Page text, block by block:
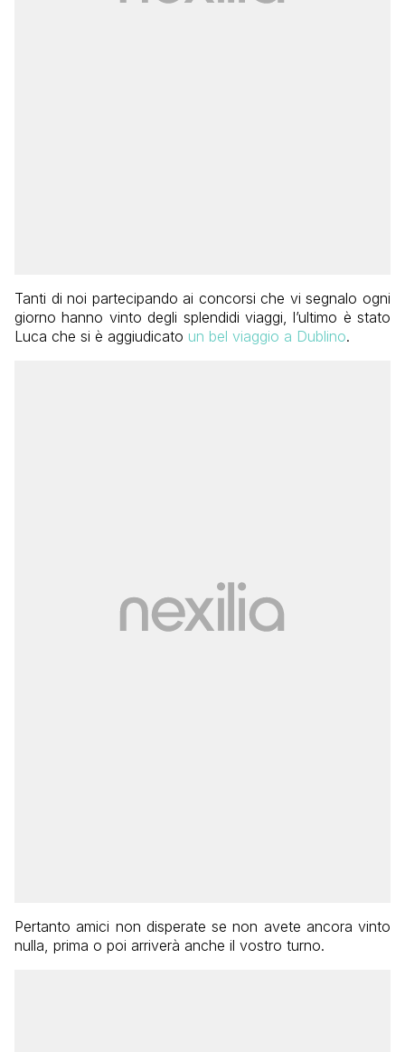
Tanti di noi partecipando ai concorsi che vi segnalo ogni
giorno hanno vinto degli splendidi viaggi, l’ultimo è stato
Luca che si è aggiudicato un bel viaggio a Dublino.
Pertanto amici non disperate se non avete ancora vinto
nulla, prima o poi arriverà anche il vostro turno.